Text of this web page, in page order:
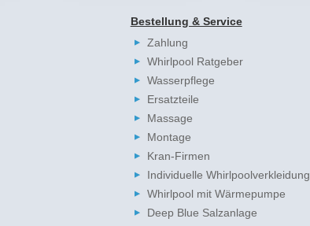
Bestellung & Service
Zahlung
Whirlpool Ratgeber
Wasserpflege
Ersatzteile
Massage
Montage
Kran-Firmen
Individuelle Whirlpoolverkleidung
Whirlpool mit Wärmepumpe
Deep Blue Salzanlage